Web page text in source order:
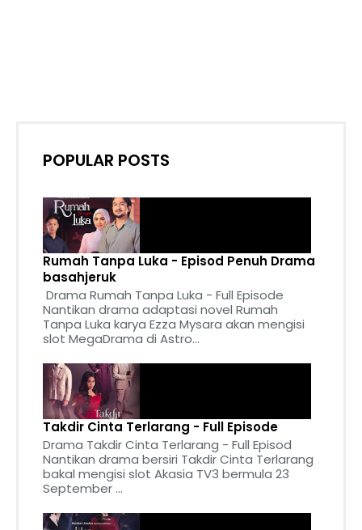
POPULAR POSTS
Rumah Tanpa Luka - Episod Penuh Drama
basahjeruk
Drama Rumah Tanpa Luka - Full Episode
Nantikan drama adaptasi novel Rumah
Tanpa Luka karya Ezza Mysara akan mengisi
slot MegaDrama di Astro...
Takdir Cinta Terlarang - Full Episode
Drama Takdir Cinta Terlarang - Full Episod
Nantikan drama bersiri Takdir Cinta Terlarang
bakal mengisi slot Akasia TV3 bermula 23
September ...